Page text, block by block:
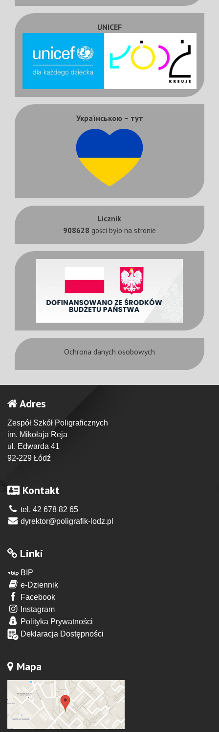
UNICEF
Українською – тут
Licznik
908628 gości było na stronie
Ochrona danych osobowych
Adres
Zespół Szkół Poligraficznych
im. Mikołaja Reja
ul. Edwarda 41
92-229 Łódź
Kontakt
tel. 42 678 82 65
dyrektor@poligrafik-lodz.pl
Linki
BIP
e-Dziennik
Facebook
Instagram
Polityka Prywatności
Deklaracja Dostępności
Mapa